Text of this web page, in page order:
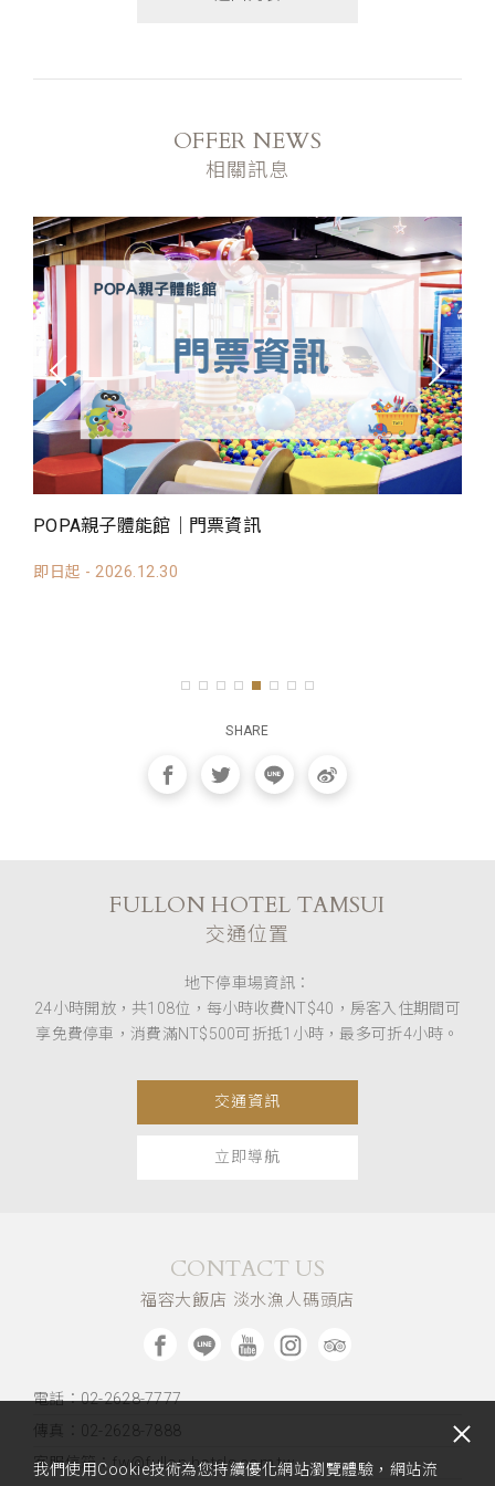
OFFER NEWS
相關訊息
POPA親子體能館｜門票資訊
即日起 - 2026.12.30
SHARE
FULLON HOTEL TAMSUI
交通位置
地下停車場資訊：
24小時開放，共108位，每小時收費NT$40，房客入住期間可
享免費停車，消費滿NT$500可折抵1小時，最多可折4小時。
交通資訊
立即導航
CONTACT US
福容大飯店 淡水漁人碼頭店
電話：02-2628-7777
傳真：02-2628-7888
客服信箱：fw@fullon-hotels.com.tw
我們使用Cookie技術為您持續優化網站瀏覽體驗，網站流